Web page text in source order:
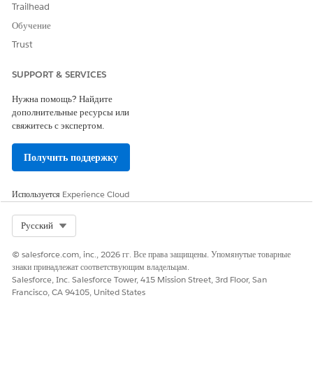
Trailhead
Обучение
Trust
SUPPORT & SERVICES
Нужна помощь? Найдите
дополнительные ресурсы или
свяжитесь с экспертом.
Получить поддержку
Используется Experience Cloud
Русский
© salesforce.com, inc., 2026 гг. Все права защищены. Упомянутые товарные
знаки принадлежат соответствующим владельцам.
Salesforce, Inc. Salesforce Tower, 415 Mission Street, 3rd Floor, San
Francisco, CA 94105, United States